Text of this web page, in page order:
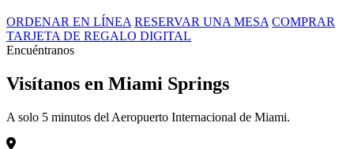
ORDENAR EN LÍNEA RESERVAR UNA MESA COMPRAR
TARJETA DE REGALO DIGITAL
Encuéntranos
Visítanos en Miami Springs
A solo 5 minutos del Aeropuerto Internacional de Miami.